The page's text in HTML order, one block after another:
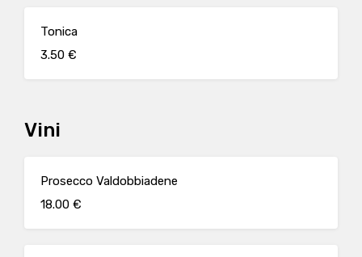
Tonica
3.50 €
Vini
Prosecco Valdobbiadene
18.00 €